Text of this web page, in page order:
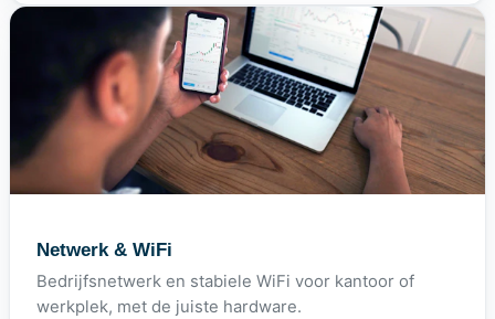
Netwerk & WiFi
Bedrijfsnetwerk en stabiele WiFi voor kantoor of
werkplek, met de juiste hardware.